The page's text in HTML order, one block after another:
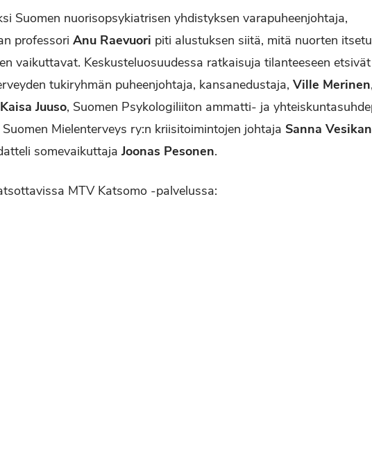
Suomen nuorisopsykiatrisen yhdistyksen varapuheenjohtaja,
professori Anu Raevuori piti alustuksen siitä, mitä nuorten
vaikuttavat. Keskusteluosuudessa ratkaisuja tilanteeseen
tukiryhmän puheenjohtaja, kansanedustaja, Ville Merinen
Kaisa Juuso, Suomen Psykologiliiton ammatti- ja
Mielenterveys ry:n kriisitoimintojen johtaja Sanna
somevaikuttaja Joonas Pesonen.
MTV Katsomo -palvelussa: